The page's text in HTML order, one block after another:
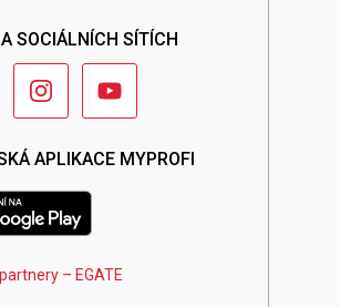
SOCIÁLNÍCH SÍTÍCH
APLIKACE MYPROFI
– EGATE